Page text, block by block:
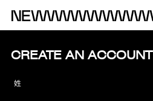
CREATE AN ACCOUNT
姓